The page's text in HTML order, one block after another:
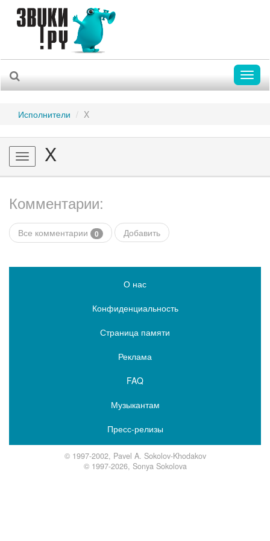
Исполнители X
Toggle
navigation
X
Комментарии:
Все комментарии 0 Добавить
О нас
Конфиденциальность
Страница памяти
Реклама
FAQ
Музыкантам
Пресс-релизы
© 1997-2002, Pavel A. Sokolov-Khodakov
© 1997-2026, Sonya Sokolova